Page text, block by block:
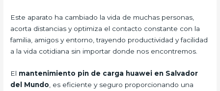
Este aparato ha cambiado la vida de muchas personas,
acorta distancias y optimiza el contacto constante con la
familia, amigos y entorno, trayendo productividad y facilidad
a la vida cotidiana sin importar donde nos encontremos.
El mantenimiento pin de carga huawei en Salvador
del Mundo , es eficiente y seguro proporcionando una